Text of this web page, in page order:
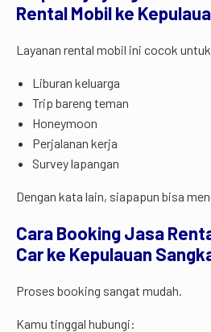
Rental Mobil ke
Layanan rental mobil ini cocok
Liburan keluarga
Trip bareng teman
Honeymoon
Perjalanan kerja
Survey lapangan
Dengan kata lain, siapapun bisa
Cara Booking Jasa
Car ke Kepulauan
Proses booking sangat mudah.
Kamu tinggal hubungi: